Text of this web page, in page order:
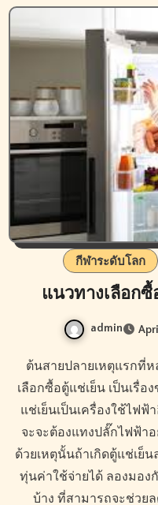
กีฬาระดับโลก
แนวทางเลือก
admin
ต้นสายปลายเหตุแรกที่หลายๆคนชอบคิดก่อนที่จะตกลงใจ
เลือกซื้อตู้แช่เย็น เป็นเรื่อ
แช่เย็นเป็นเครื่องใช้ไฟ
จะจะต้องแทงปลั๊กไฟฟ้า
ด้วยเหตุนั้นถ้าเกิดตู้แช่เย็
ทุ่นค่าใช้จ่ายได้ ลองมอง
บ้าง ที่สามารถจะช่วย